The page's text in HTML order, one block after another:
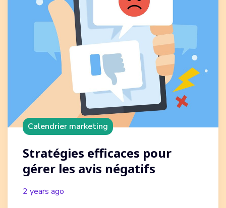
Calendrier marketing
Stratégies efficaces pour
gérer les avis négatifs
2 years ago